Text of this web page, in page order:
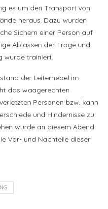
es um den Transport von
heraus. Dazu wurden
Sichern einer Person auf
Ablassen der Trage und
wurde trainiert.
der Leiterhebel im
das waagerechten
Personen bzw. kann
und Hindernisse zu
wurde an diesem Abend
Vor- und Nachteile dieser